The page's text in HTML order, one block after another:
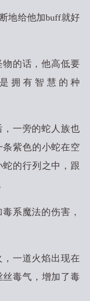
地给他加buff就好
的话，他高低要
拥有智慧的种
一旁的蛇人族也
紫色的小蛇在空
的行列之中，跟
系魔法的伤害，
一道火焰出现在
毒气，增加了毒